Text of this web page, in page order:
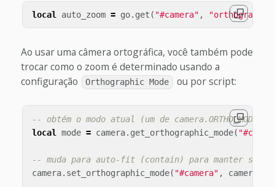
local auto_zoom = go. get ( "#camera" ,
Ao usar uma câmera ortográfica, você também pode
trocar como o zoom é determinado usando a
configuração
Orthographic Mode ou por script:
-- obtém o modo atual (um de
local
mode = camera. get_orthographic_mode(
-- muda para auto-fit (contain) para manter
camera. set_orthographic_mode( "#camera" , camera